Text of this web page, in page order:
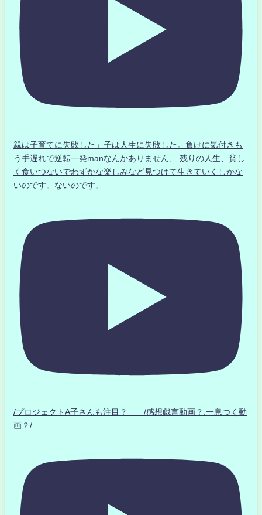
親は子育てに失敗した」子は人生に失敗した。負けに気付きも
う手遅れで逆転一発manなんかありません、 残りの人生、貧し
く食いつないでわずかな楽しみなど見つけて生きていくしかな
いのです。ないのです。
/プロジェクトA子さんも注目？ /感想戯言動画？.一息つく動
画？/